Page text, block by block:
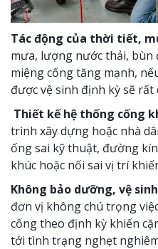
Tác động của thời tiết,
mưa, lượng nước thải, bùn
miệng cống tăng mạnh,
được vệ sinh định kỳ sẽ rất
Thiết kế hệ thống cống
trình xây dựng hoặc nhà
ống sai kỹ thuật, đường
khúc hoặc nối sai vị trí
Không bảo dưỡng, vệ
đơn vị không chú trọng
cống theo định kỳ khiến
tới tình trạng nghẹt